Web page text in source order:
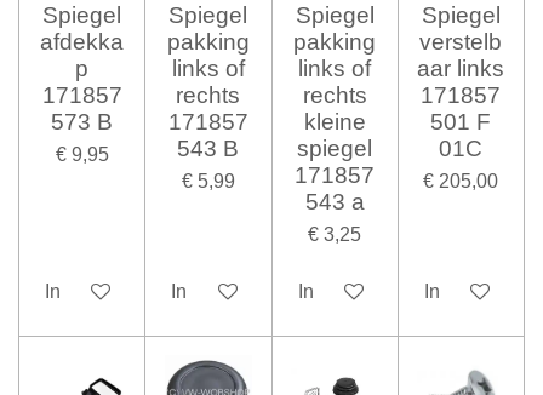
Spiegel
afdekka
p
171857
573 B
€ 9,95
In winkelwagen
Spiegel
pakking
links of
rechts
171857
543 B
€ 5,99
In winkelwagen
Spiegel
pakking
links of
rechts
kleine
spiegel
171857
543 a
€ 3,25
In winkelwagen
Spiegel
verstelb
aar links
171857
501 F
01C
€ 205,00
In